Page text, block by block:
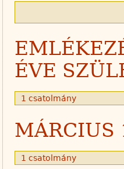
ÉVE
1 csatolmány
MÁRCIUS
1 csatolmány